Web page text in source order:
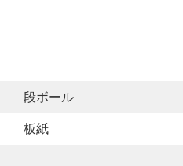
段ボール
板紙